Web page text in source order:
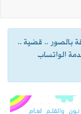
بالصور .. قضية ..
الواتساب